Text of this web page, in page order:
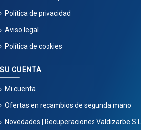
Política de privacidad
Aviso legal
Política de cookies
SU CUENTA
Mi cuenta
Ofertas en recambios de segunda mano
Novedades | Recuperaciones Valdizarbe S.L.